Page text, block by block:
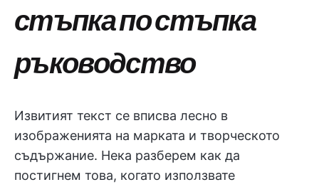
стъпка по стъпка
ръководство
Извитият текст се вписва лесно в
изображенията на марката и творческото
съдържание. Нека разберем как да
постигнем това, когато използвате